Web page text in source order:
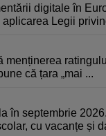
digitale în
Legii
menținerea
că țara „mai ...
în septembrie
cu vacanțe și